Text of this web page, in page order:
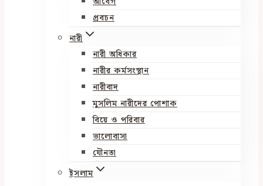
প্রবচন
নারী
নারী অধিকার
নারীর কর্মসংস্থান
নারীবাদ
মুসলিম নারীদের পোশাক
বিয়ে ও পরিবার
ভালোবাসা
যৌনতা
ইসলাম